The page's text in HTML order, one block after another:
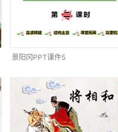
景阳冈PPT课件5